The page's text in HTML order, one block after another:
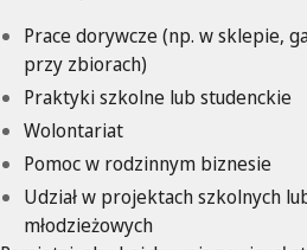
Prace dorywcze (np. w sklepie,
przy zbiorach)
Praktyki szkolne lub studenckie
Wolontariat
Pomoc w rodzinnym biznesie
Udział w projektach szkolnych
młodzieżowych